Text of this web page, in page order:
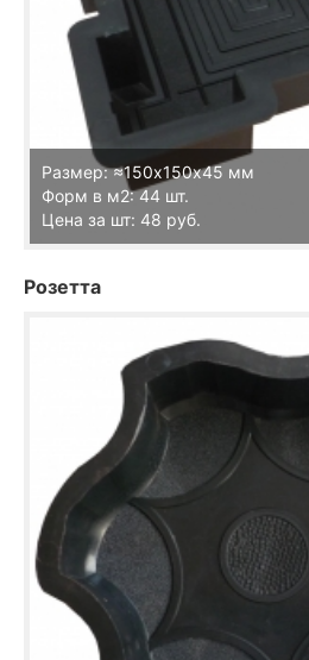
Размер: ≈150х150х45 мм
Форм в м2: 44 шт.
Цена за шт: 48 руб.
Розетта